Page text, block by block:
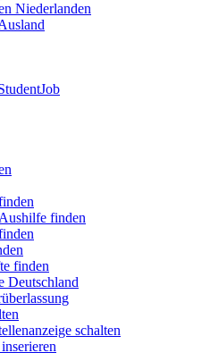
Niederlanden
finden
finden
Deutschland
schalten